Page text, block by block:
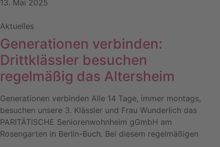
13. Mai 2025
Aktuelles
Generationen verbinden:
Drittklässler besuchen
regelmäßig das Altersheim
Generationen verbinden Alle 14 Tage, immer montags,
besuchen unsere 3. Klässler und Frau Wunderlich das
PARITÄTISCHE Seniorenwohnheim gGmbH am
Rosengarten in Berlin-Buch. Bei diesem regelmäßigen